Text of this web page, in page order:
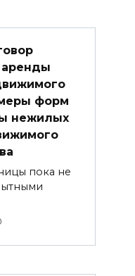
аренды
форм
нежилых
пока не